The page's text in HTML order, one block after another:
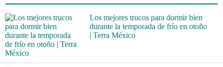
Los mejores trucos para dormir bien
durante la temporada de frío en otoño
| Terra México